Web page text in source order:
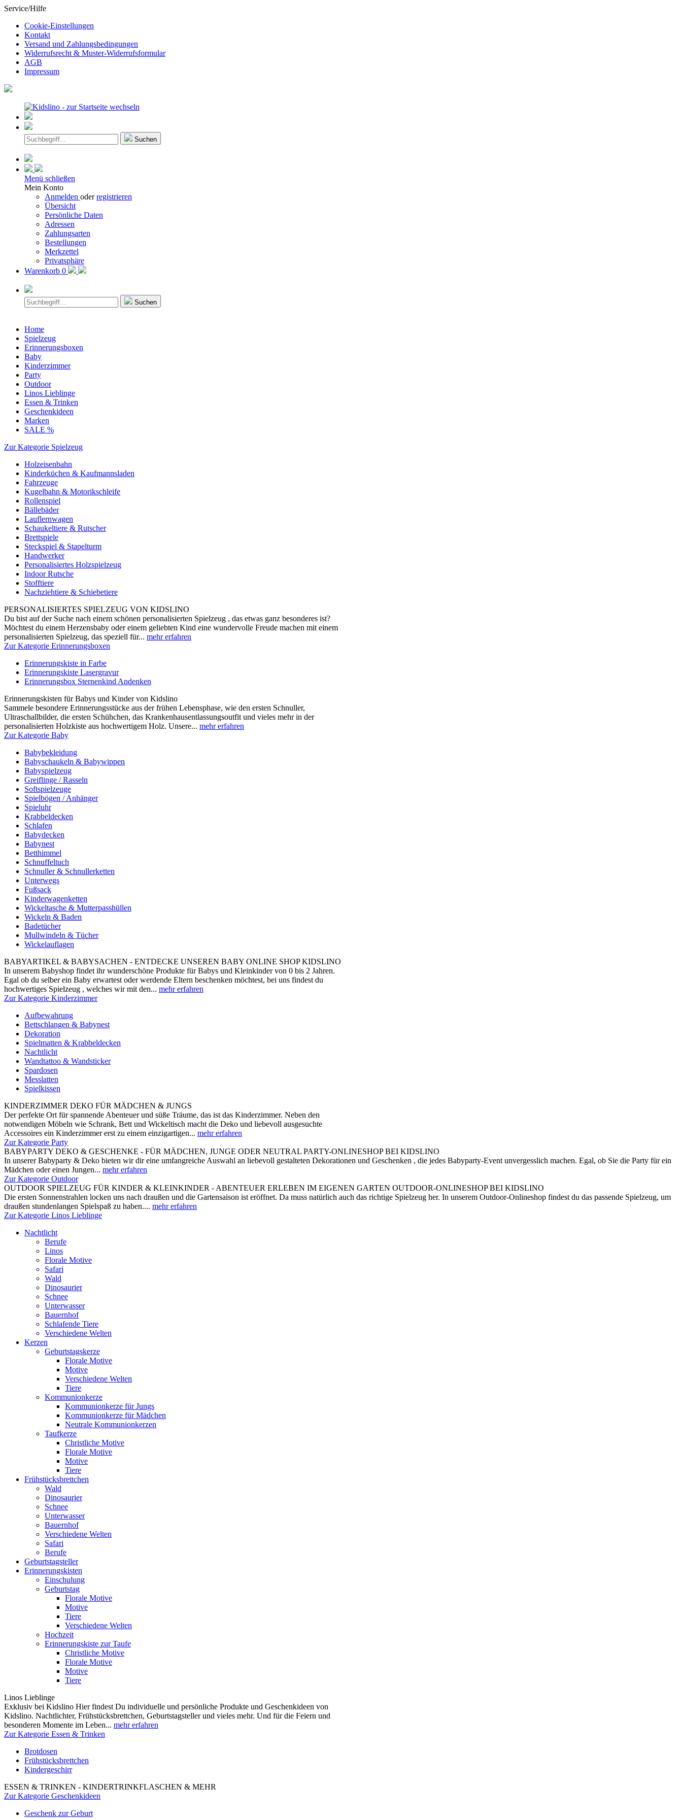
Service/Hilfe
Cookie-Einstellungen
Kontakt
Versand und Zahlungsbedingungen
Widerrufsrecht & Muster-Widerrufsformular
AGB
Impressum
Suchen
Menü schließen
Mein Konto
Anmelden oderregistrieren
Übersicht
Persönliche Daten
Adressen
Zahlungsarten
Bestellungen
Merkzettel
Privatsphäre
Warenkorb 0
Suchen
Home
Spielzeug
Erinnerungsboxen
Baby
Kinderzimmer
Party
Outdoor
Linos Lieblinge
Essen & Trinken
Geschenkideen
Marken
SALE %
Zur Kategorie Spielzeug
Holzeisenbahn
Kinderküchen & Kaufmannsladen
Fahrzeuge
Kugelbahn & Motorikschleife
Rollenspiel
Bällebäder
Lauflernwagen
Schaukeltiere & Rutscher
Brettspiele
Steckspiel & Stapelturm
Handwerker
Personalisiertes Holzspielzeug
Indoor Rutsche
Stofftiere
Nachziehtiere & Schiebetiere
PERSONALISIERTES SPIELZEUG VON KIDSLINO
Du bist auf der Suche nach einem schönen personalisierten Spielzeug , das etwas ganz besonderes ist?
Möchtest du einem Herzensbaby oder einem geliebten Kind eine wundervolle Freude machen mit einem
personalisierten Spielzeug, das speziell für... mehr erfahren
Zur Kategorie Erinnerungsboxen
Erinnerungskiste in Farbe
Erinnerungskiste Lasergravur
Erinnerungsbox Sternenkind Andenken
Erinnerungskisten für Babys und Kinder von Kidslino
Sammele besondere Erinnerungsstücke aus der frühen Lebensphase, wie den ersten Schnuller,
Ultraschallbilder, die ersten Schühchen, das Krankenhausentlassungsoutfit und vieles mehr in der
personalisierten Holzkiste aus hochwertigem Holz. Unsere... mehr erfahren
Zur Kategorie Baby
Babybekleidung
Babyschaukeln & Babywippen
Babyspielzeug
Greiflinge / Rasseln
Softspielzeuge
Spielbögen / Anhänger
Spieluhr
Krabbeldecken
Schlafen
Babydecken
Babynest
Betthimmel
Schnuffeltuch
Schnuller & Schnullerketten
Unterwegs
Fußsack
Kinderwagenketten
Wickeltasche & Mutterpasshüllen
Wickeln & Baden
Badetücher
Mullwindeln & Tücher
Wickelauflagen
BABYARTIKEL & BABYSACHEN - ENTDECKE UNSEREN BABY ONLINE SHOP KIDSLINO
In unserem Babyshop findet ihr wunderschöne Produkte für Babys und Kleinkinder von 0 bis 2 Jahren.
Egal ob du selber ein Baby erwartest oder werdende Eltern beschenken möchtest, bei uns findest du
hochwertiges Spielzeug , welches wir mit den... mehr erfahren
Zur Kategorie Kinderzimmer
Aufbewahrung
Bettschlangen & Babynest
Dekoration
Spielmatten & Krabbeldecken
Nachtlicht
Wandtattoo & Wandsticker
Spardosen
Messlatten
Spielkissen
KINDERZIMMER DEKO FÜR MÄDCHEN & JUNGS
Der perfekte Ort für spannende Abenteuer und süße Träume, das ist das Kinderzimmer. Neben den
notwendigen Möbeln wie Schrank, Bett und Wickeltisch macht die Deko und liebevoll ausgesuchte
Accessoires ein Kinderzimmer erst zu einem einzigartigen... mehr erfahren
Zur Kategorie Party
BABYPARTY DEKO & GESCHENKE - FÜR MÄDCHEN, JUNGE ODER NEUTRAL PARTY-ONLINESHOP BEI KIDSLINO
In unserer Babyparty & Deko bieten wir dir eine umfangreiche Auswahl an liebevoll gestalteten Dekorationen und Geschenken , die jedes Babyparty-Event unvergesslich machen. Egal, ob Sie die Party für ein
Mädchen oder einen Jungen... mehr erfahren
Zur Kategorie Outdoor
OUTDOOR SPIELZEUG FÜR KINDER & KLEINKINDER - ABENTEUER ERLEBEN IM EIGENEN GARTEN OUTDOOR-ONLINESHOP BEI KIDSLINO
Die ersten Sonnenstrahlen locken uns nach draußen und die Gartensaison ist eröffnet. Da muss natürlich auch das richtige Spielzeug her. In unserem Outdoor-Onlineshop findest du das passende Spielzeug, um
draußen stundenlangen Spielspaß zu haben.... mehr erfahren
Zur Kategorie Linos Lieblinge
Nachtlicht
Berufe
Linos
Florale Motive
Safari
Wald
Dinosaurier
Schnee
Unterwasser
Bauernhof
Schlafende Tiere
Verschiedene Welten
Kerzen
Geburtstagskerze
Florale Motive
Motive
Verschiedene Welten
Tiere
Kommunionkerze
Kommunionkerze für Jungs
Kommunionkerze für Mädchen
Neutrale Kommunionkerzen
Taufkerze
Christliche Motive
Florale Motive
Motive
Tiere
Frühstücksbrettchen
Wald
Dinosaurier
Schnee
Unterwasser
Bauernhof
Verschiedene Welten
Safari
Berufe
Geburtstagsteller
Erinnerungskisten
Einschulung
Geburtstag
Florale Motive
Motive
Tiere
Verschiedene Welten
Hochzeit
Erinnerungskiste zur Taufe
Christliche Motive
Florale Motive
Motive
Tiere
Linos Lieblinge
Exklusiv bei Kidslino Hier findest Du individuelle und persönliche Produkte und Geschenkideen von
Kidslino. Nachtlichter, Frühstücksbrettchen, Geburtstagsteller und vieles mehr. Und für die Feiern und
besonderen Momente im Leben... mehr erfahren
Zur Kategorie Essen & Trinken
Brotdosen
Frühstücksbrettchen
Kindergeschirr
ESSEN & TRINKEN - KINDERTRINKFLASCHEN & MEHR
Zur Kategorie Geschenkideen
Geschenk zur Geburt